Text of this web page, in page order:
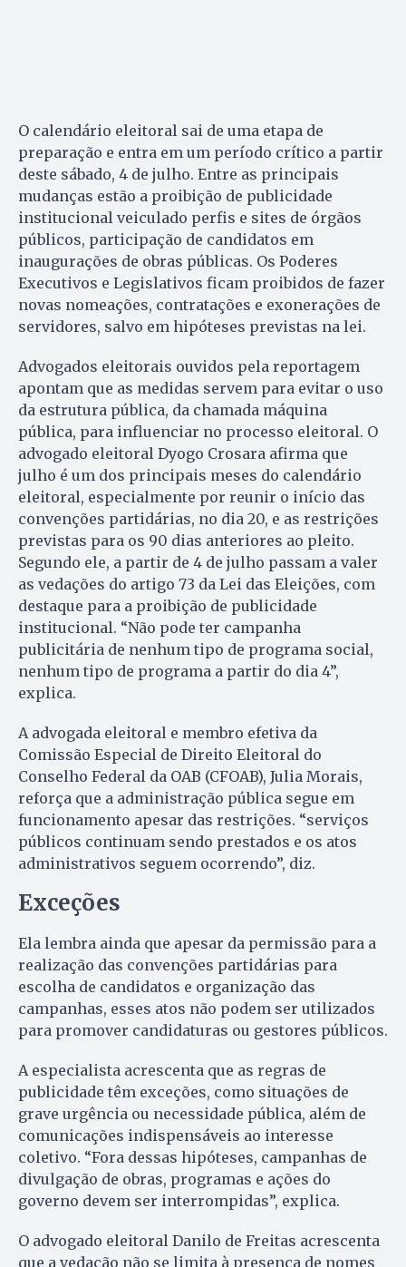
O calendário eleitoral sai de uma etapa de
preparação e entra em um período crítico a partir
deste sábado, 4 de julho. Entre as principais
mudanças estão a proibição de publicidade
institucional veiculado perfis e sites de órgãos
públicos, participação de candidatos em
inaugurações de obras públicas. Os Poderes
Executivos e Legislativos ficam proibidos de fazer
novas nomeações, contratações e exonerações de
servidores, salvo em hipóteses previstas na lei.
Advogados eleitorais ouvidos pela reportagem
apontam que as medidas servem para evitar o uso
da estrutura pública, da chamada máquina
pública, para influenciar no processo eleitoral. O
advogado eleitoral Dyogo Crosara afirma que
julho é um dos principais meses do calendário
eleitoral, especialmente por reunir o início das
convenções partidárias, no dia 20, e as restrições
previstas para os 90 dias anteriores ao pleito.
Segundo ele, a partir de 4 de julho passam a valer
as vedações do artigo 73 da Lei das Eleições, com
destaque para a proibição de publicidade
institucional. “Não pode ter campanha
publicitária de nenhum tipo de programa social,
nenhum tipo de programa a partir do dia 4”,
explica.
A advogada eleitoral e membro efetiva da
Comissão Especial de Direito Eleitoral do
Conselho Federal da OAB (CFOAB), Julia Morais,
reforça que a administração pública segue em
funcionamento apesar das restrições. “serviços
públicos continuam sendo prestados e os atos
administrativos seguem ocorrendo”, diz.
Exceções
Ela lembra ainda que apesar da permissão para a
realização das convenções partidárias para
escolha de candidatos e organização das
campanhas, esses atos não podem ser utilizados
para promover candidaturas ou gestores públicos.
A especialista acrescenta que as regras de
publicidade têm exceções, como situações de
grave urgência ou necessidade pública, além de
comunicações indispensáveis ao interesse
coletivo. “Fora dessas hipóteses, campanhas de
divulgação de obras, programas e ações do
governo devem ser interrompidas”, explica.
O advogado eleitoral Danilo de Freitas acrescenta
que a vedação não se limita à presença de nomes